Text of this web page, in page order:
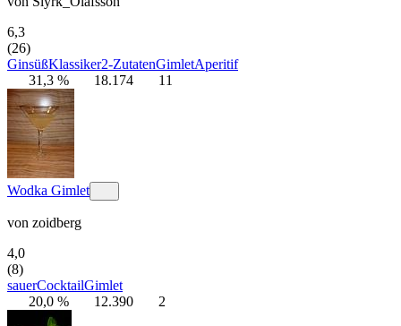
6,3
(26)
GinsüßKlassiker2-ZutatenGimletAperitif
31,3 %
18.174 11
Wodka Gimlet
von zoidberg
4,0
(8)
sauerCocktailGimlet
20,0 %
12.390 2